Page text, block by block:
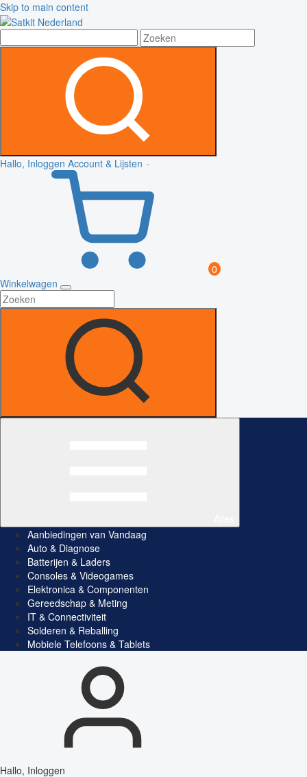
Skip to main content
Hallo, Inloggen Account & Lijsten
0
Winkelwagen
Aanbiedingen van Vandaag
Auto & Diagnose
Batterijen & Laders
Consoles & Videogames
Elektronica & Componenten
Gereedschap & Meting
IT & Connectiviteit
Solderen & Reballing
Mobiele Telefoons & Tablets
Hallo, Inloggen